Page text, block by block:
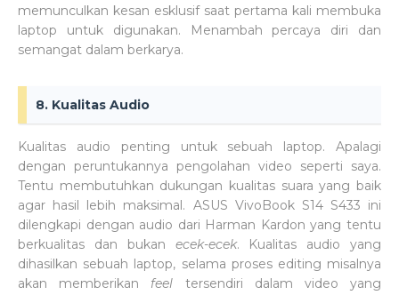
memunculkan kesan esklusif saat pertama kali membuka
laptop untuk digunakan. Menambah percaya diri dan
semangat dalam berkarya.
8. Kualitas Audio
Kualitas audio penting untuk sebuah laptop. Apalagi
dengan peruntukannya pengolahan video seperti saya.
Tentu membutuhkan dukungan kualitas suara yang baik
agar hasil lebih maksimal. ASUS VivoBook S14 S433 ini
dilengkapi dengan audio dari Harman Kardon yang tentu
berkualitas dan bukan ecek-ecek. Kualitas audio yang
dihasilkan sebuah laptop, selama proses editing misalnya
akan memberikan feel tersendiri dalam video yang